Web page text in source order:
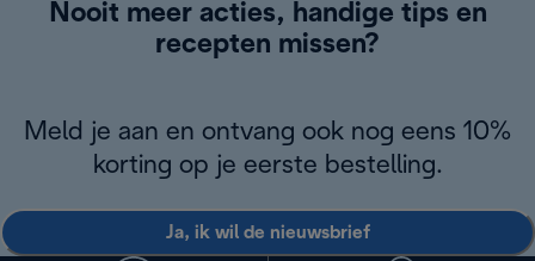
Nooit meer acties, handige tips en
recepten missen?
Meld je aan en ontvang ook nog eens 10%
korting op je eerste bestelling.
Ja, ik wil de nieuwsbrief